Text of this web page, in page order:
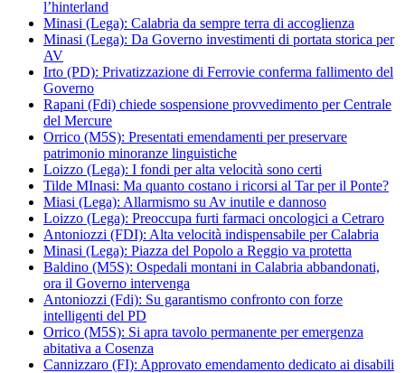
l’hinterland
Minasi (Lega): Calabria da sempre terra di accoglienza
Minasi (Lega): Da Governo investimenti di portata storica per
AV
Irto (PD): Privatizzazione di Ferrovie conferma fallimento del
Governo
Rapani (Fdi) chiede sospensione provvedimento per Centrale
del Mercure
Orrico (M5S): Presentati emendamenti per preservare
patrimonio minoranze linguistiche
Loizzo (Lega): I fondi per alta velocità sono certi
Tilde MInasi: Ma quanto costano i ricorsi al Tar per il Ponte?
Miasi (Lega): Allarmismo su Av inutile e dannoso
Loizzo (Lega): Preoccupa furti farmaci oncologici a Cetraro
Antoniozzi (FDI): Alta velocità indispensabile per Calabria
Minasi (Lega): Piazza del Popolo a Reggio va protetta
Baldino (M5S): Ospedali montani in Calabria abbandonati,
ora il Governo intervenga
Antoniozzi (Fdi): Su garantismo confronto con forze
intelligenti del PD
Orrico (M5S): Si apra tavolo permanente per emergenza
abitativa a Cosenza
Cannizzaro (FI): Approvato emendamento dedicato ai disabili